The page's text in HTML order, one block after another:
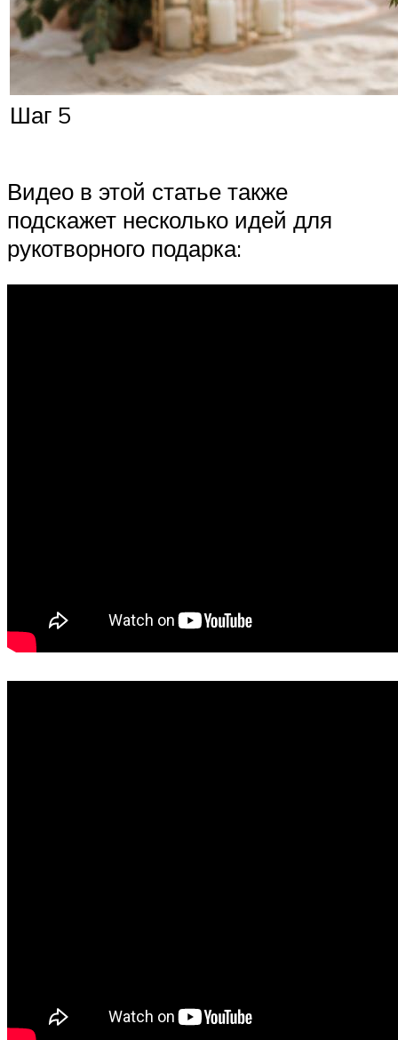
Шаг 5
Видео в этой статье также
подскажет несколько идей для
рукотворного подарка: